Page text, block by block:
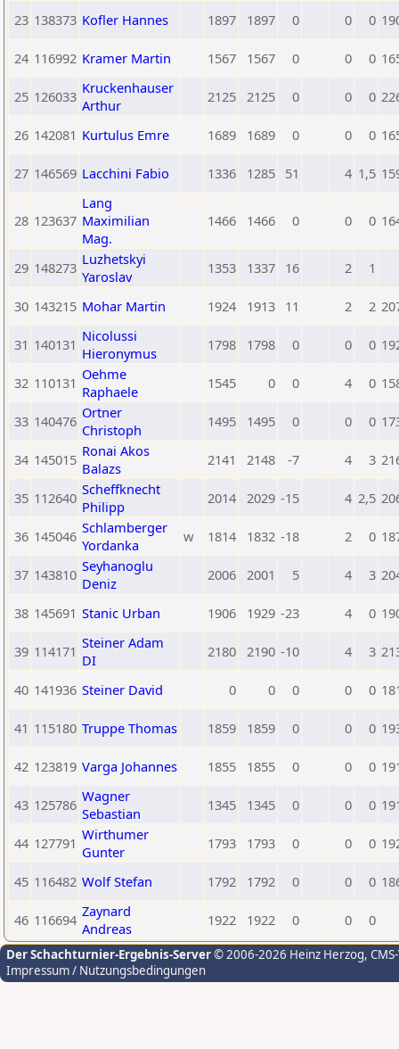
23 138373 Kofler Hannes 1897 1897 0 0 0
24 116992 Kramer Martin 1567 1567 0 0 0
25 126033 Kruckenhauser
Arthur
2125 2125 0 0 0
26 142081 Kurtulus Emre 1689 1689 0 0 0
27 146569 Lacchini Fabio 1336 1285 51 4 1,5
28 123637
Lang
Maximilian
Mag.
1466 1466 0 0 0
29 148273 Luzhetskyi
Yaroslav
1353 1337 16 2 1
30 143215 Mohar Martin 1924 1913 11 2 2
31 140131 Nicolussi
Hieronymus
1798 1798 0 0 0
32 110131 Oehme
Raphaele
1545 0 0 4 0
33 140476 Ortner
Christoph
1495 1495 0 0 0
34 145015 Ronai Akos
Balazs
2141 2148 -7 4 3
35 112640 Scheffknecht
Philipp
2014 2029 -15 4 2,5
36 145046 Schlamberger
Yordanka
w 1814 1832 -18 2 0
37 143810 Seyhanoglu
Deniz
2006 2001 5 4 3
38 145691 Stanic Urban 1906 1929 -23 4 0
39 114171 Steiner Adam
DI
2180 2190 -10 4 3
40 141936 Steiner David 0 0 0 0 0
41 115180 Truppe Thomas 1859 1859 0 0 0
42 123819 Varga Johannes 1855 1855 0 0 0
43 125786 Wagner
Sebastian
1345 1345 0 0 0
44 127791 Wirthumer
Gunter
1793 1793 0 0 0
45 116482 Wolf Stefan 1792 1792 0 0 0
46 116694 Zaynard
Andreas
1922 1922 0 0 0
Der Schachturnier-Ergebnis-Server© 2006-2026 Heinz Herzog,
Impressum / Nutzungsbedingungen